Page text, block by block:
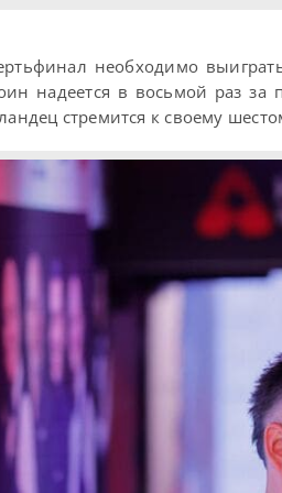
необходимо
надеется в восьмой раз за
стремится к своему